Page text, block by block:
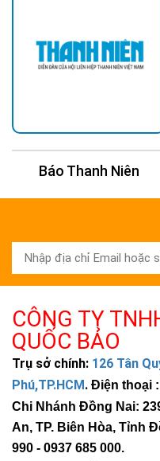
Báo Thanh Niên
CÔNG TY
QUỐC BẢO
Trụ sở chính: 126 Tân
Phú,TP.HCM. Điện thoại :
Chi Nhánh Đồng Nai:
An, TP. Biên Hòa, Tỉnh
990 - 0937 685 000.